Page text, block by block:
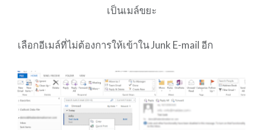
เป็นเมล์ขยะ
เลือกอีเมล์ที่ไม่ต้องการให้เข้าใน Junk E-mail อีก